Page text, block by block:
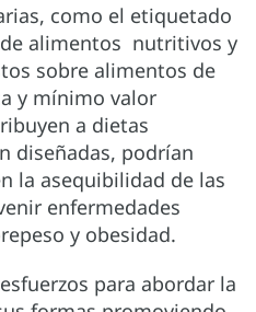
como el etiquetado
alimentos nutritivos y
sobre alimentos de
y mínimo valor
a dietas
diseñadas, podrían
la asequibilidad de las
enfermedades
y obesidad.
para abordar la